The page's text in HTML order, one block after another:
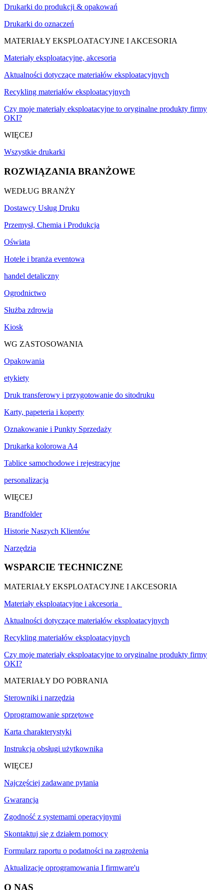
Drukarki do produkcji & opakowań
Drukarki do oznaczeń
MATERIAŁY EKSPLOATACYJNE I AKCESORIA
Materiały eksploatacyjne, akcesoria
Aktualności dotyczące materiałów eksploatacyjnych
Recykling materiałów eksploatacyjnych
Czy moje materiały eksploatacyjne to oryginalne produkty firmy
OKI?
WIĘCEJ
Wszystkie drukarki
ROZWIĄZANIA BRANŻOWE
WEDŁUG BRANŻY
Dostawcy Usług Druku
Przemysł, Chemia i Produkcja
Oświata
Hotele i branża eventowa
handel detaliczny
Ogrodnictwo
Służba zdrowia
Kiosk
WG ZASTOSOWANIA
Opakowania
etykiety
Druk transferowy i przygotowanie do sitodruku
Karty, papeteria i koperty
Oznakowanie i Punkty Sprzedaży
Drukarka kolorowa A4
Tablice samochodowe i rejestracyjne
personalizacja
WIĘCEJ
Brandfolder
Historie Naszych Klientów
Narzędzia
WSPARCIE TECHNICZNE
MATERIAŁY EKSPLOATACYJNE I AKCESORIA
Materiały eksploatacyjne i akcesoria
Aktualności dotyczące materiałów eksploatacyjnych
Recykling materiałów eksploatacyjnych
Czy moje materiały eksploatacyjne to oryginalne produkty firmy
OKI?
MATERIAŁY DO POBRANIA
Sterowniki i narzędzia
Oprogramowanie sprzętowe
Karta charakterystyki
Instrukcja obsługi użytkownika
WIĘCEJ
Najczęściej zadawane pytania
Gwarancja
Zgodność z systemami operacyjnymi
Skontaktuj się z działem pomocy
Formularz raportu o podatności na zagrożenia
Aktualizacje oprogramowania I firmware'u
O NAS